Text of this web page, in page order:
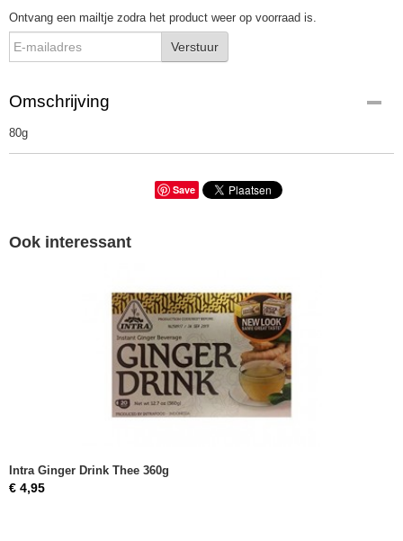
Ontvang een mailtje zodra het product weer op voorraad is.
Verstuur
Omschrijving
80g
Save
Ook interessant
Intra Ginger Drink Thee 360g
€ 4,95